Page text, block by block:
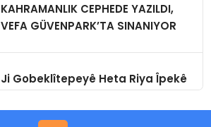
KAHRAMANLIK CEPHEDE YAZILDI,
VEFA GÜVENPARK’TA SINANIYOR
Ji Gobeklîtepeyê Heta Riya Îpekê
Amed